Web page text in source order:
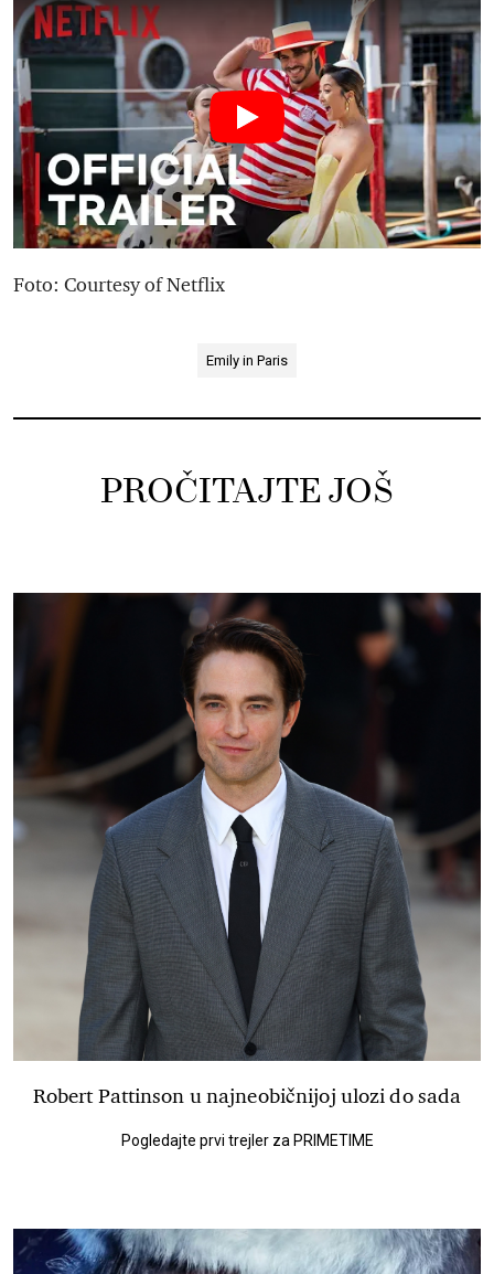
Foto: Courtesy of Netflix
Emily in Paris
PROČITAJTE JOŠ
Robert Pattinson u najneobičnijoj ulozi do sada
Pogledajte prvi trejler za PRIMETIME